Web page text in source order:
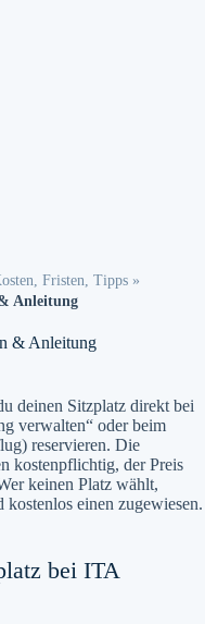
Fristen, Tipps »
Anleitung
& Anleitung
deinen Sitzplatz direkt bei
verwalten“ oder beim
reservieren. Die
kostenpflichtig, der Preis
keinen Platz wählt,
einen zugewiesen.
bei ITA